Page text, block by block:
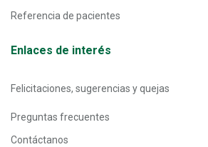
Referencia de pacientes
Enlaces de interés
Felicitaciones, sugerencias y quejas
Preguntas frecuentes
Contáctanos